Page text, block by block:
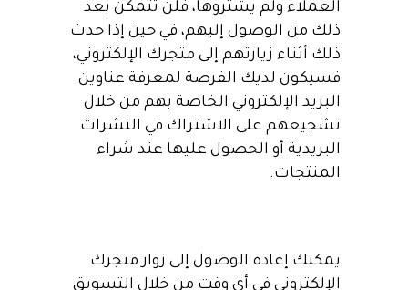
العملاء ولم يشتروها، فلن تتمكن بعد
ذلك من الوصول إليهم، في حين إذا حدث
ذلك أثناء زيارتهم إلى متجرك الإلكتروني،
فسيكون لديك الفرصة لمعرفة عناوين
البريد الإلكتروني الخاصة بهم من خلال
تشجيعهم على الاشتراك في النشرات
البريدية أو الحصول عليها عند شراء
المنتجات.
يمكنك إعادة الوصول إلى زوار متجرك
الإلكتروني في أي وقت من خلال التسويق